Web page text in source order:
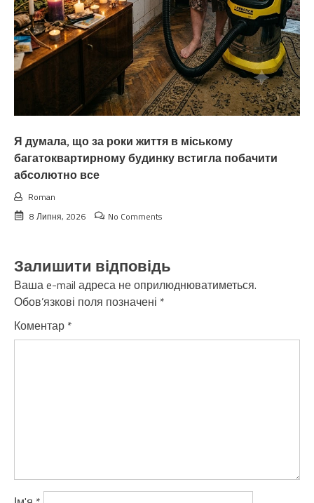
Я думала, що за роки життя в міському
багатоквартирному будинку встигла побачити
абсолютно все
Roman
8 Липня, 2026
No Comments
Залишити відповідь
Ваша e-mail адреса не оприлюднюватиметься.
Обов’язкові поля позначені *
Коментар *